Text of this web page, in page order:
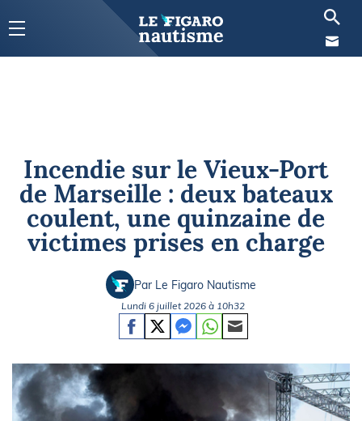
Incendie sur le Vieux-Port
de Marseille : deux bateaux
coulent, une quinzaine de
victimes prises en charge
Par Le Figaro Nautisme
Lundi 6 juillet 2026 à 10h32